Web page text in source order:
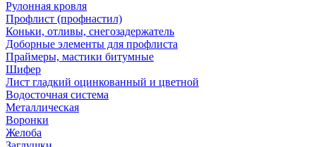
Рулонная кровля
Профлист (профнастил)
Коньки, отливы, снегозадержатель
Доборные элементы для профлиста
Праймеры, мастики битумные
Шифер
Лист гладкий оцинкованный и цветной
Водосточная система
Металлическая
Воронки
Желоба